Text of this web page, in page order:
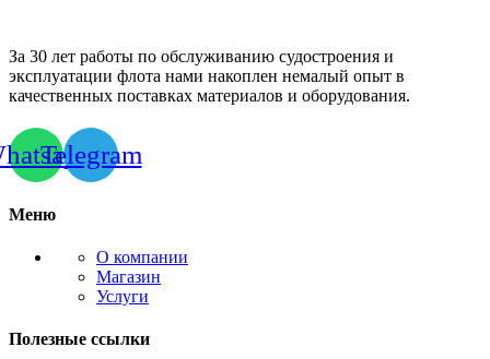
За 30 лет работы по обслуживанию судостроения и
эксплуатации флота нами накоплен немалый опыт в
качественных поставках материалов и оборудования.
Telegram
Меню
О компании
Магазин
Услуги
Полезные ссылки